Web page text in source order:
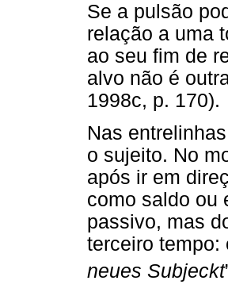
Se a pulsão
relação a uma
ao seu fim de
alvo não é
1998c, p. 170).
Nas
o sujeito. No
após ir em
como saldo ou
passivo, mas
terceiro tempo:
neues Subjeckt